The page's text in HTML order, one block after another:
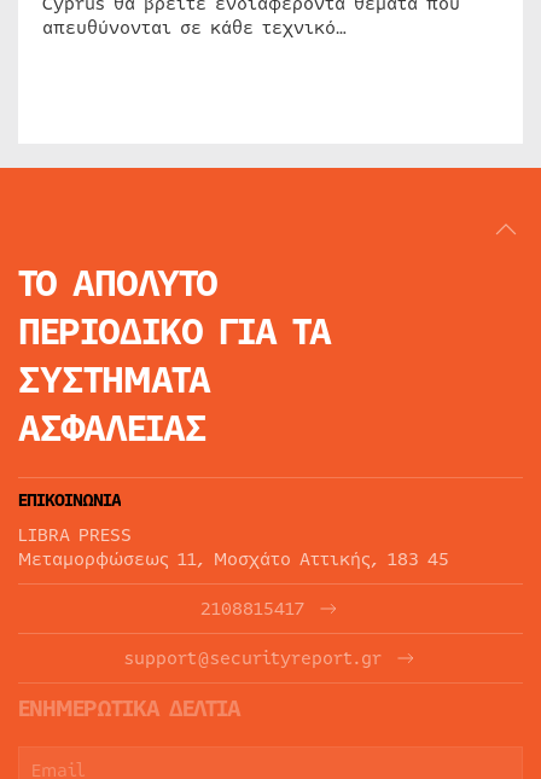
απευθύνονται σε κάθε τεχνικό…
ΤΟ ΑΠΟΛΥΤΟ
ΠΕΡΙΟΔΙΚΟ ΓΙΑ ΤΑ
ΣΥΣΤΗΜΑΤΑ
ΑΣΦΑΛΕΙΑΣ
ΕΠΙΚΟΙΝΩΝΙΑ
LIBRA PRESS
Μεταμορφώσεως 11, Μοσχάτο Αττικής, 183 45
2108815417
support@securityreport.gr
ΕΝΗΜΕΡΩΤΙΚΑ ΔΕΛΤΙΑ